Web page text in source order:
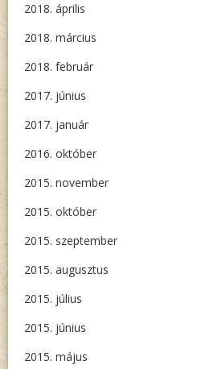
2018. április
2018. március
2018. február
2017. június
2017. január
2016. október
2015. november
2015. október
2015. szeptember
2015. augusztus
2015. július
2015. június
2015. május